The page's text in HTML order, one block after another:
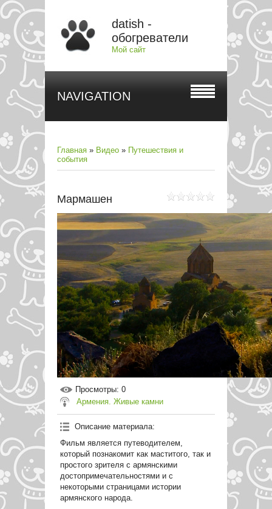
datish -
обогреватели
Мой сайт
NAVIGATION
Главная » Видео » Путешествия и
события
Мармашен
Просмотры: 0
Армения. Живые камни
Описание материала:
Фильм является путеводителем,
который познакомит как маститого, так и
простого зрителя с армянскими
достопримечательностями и с
некоторыми страницами истории
армянского народа.